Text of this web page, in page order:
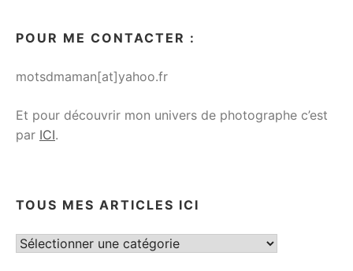
POUR ME CONTACTER :
motsdmaman[at]yahoo.fr
Et pour découvrir mon univers de photographe c’est
par ICI.
TOUS MES ARTICLES ICI
Tous